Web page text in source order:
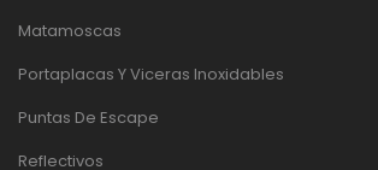
Matamoscas
Portaplacas Y Viceras Inoxidables
Puntas De Escape
Reflectivos